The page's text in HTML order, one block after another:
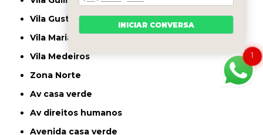
Vila Gustavo
Vila Maria
Vila Medeiros
Zona Norte
av casa verde
av direitos humanos
avenida casa verde
1
INICIAR CONVERSA